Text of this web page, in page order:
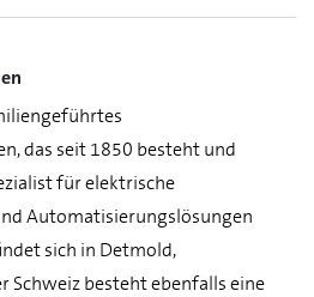
das seit 1850 besteht und
für elektrische
Automatisierungslösungen
sich in Detmold,
Schweiz besteht ebenfalls eine